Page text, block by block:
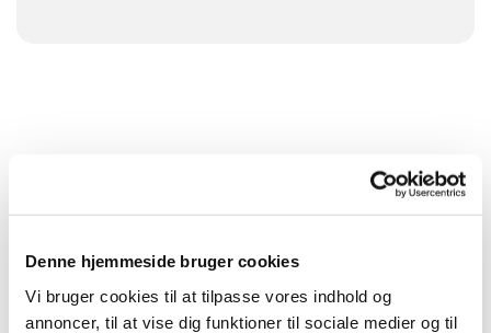
Denne hjemmeside bruger cookies
Vi bruger cookies til at tilpasse vores indhold og
annoncer, til at vise dig funktioner til sociale medier og til